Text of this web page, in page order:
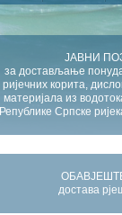
ЈАВНИ
за достављање
ријечних корита,
материјала из
Републике Српске
достава